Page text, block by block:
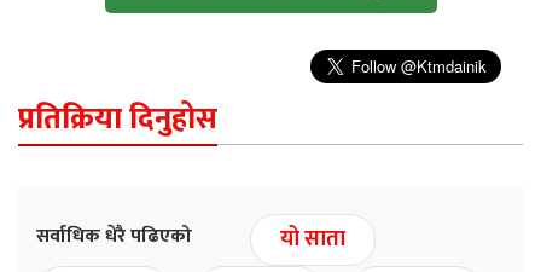
प्रतिक्रिया दिनुहोस
सर्वाधिक धेरै पढिएको
यो साता